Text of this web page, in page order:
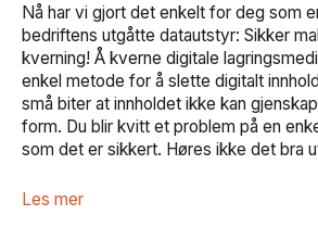
Nå har vi gjort det enkelt for deg som
bedriftens utgåtte datautstyr: Sikker
kverning! Å kverne digitale
enkel metode for å slette digitalt
små biter at innholdet ikke kan
form. Du blir kvitt et problem på en
som det er sikkert. Høres ikke det bra
Les mer